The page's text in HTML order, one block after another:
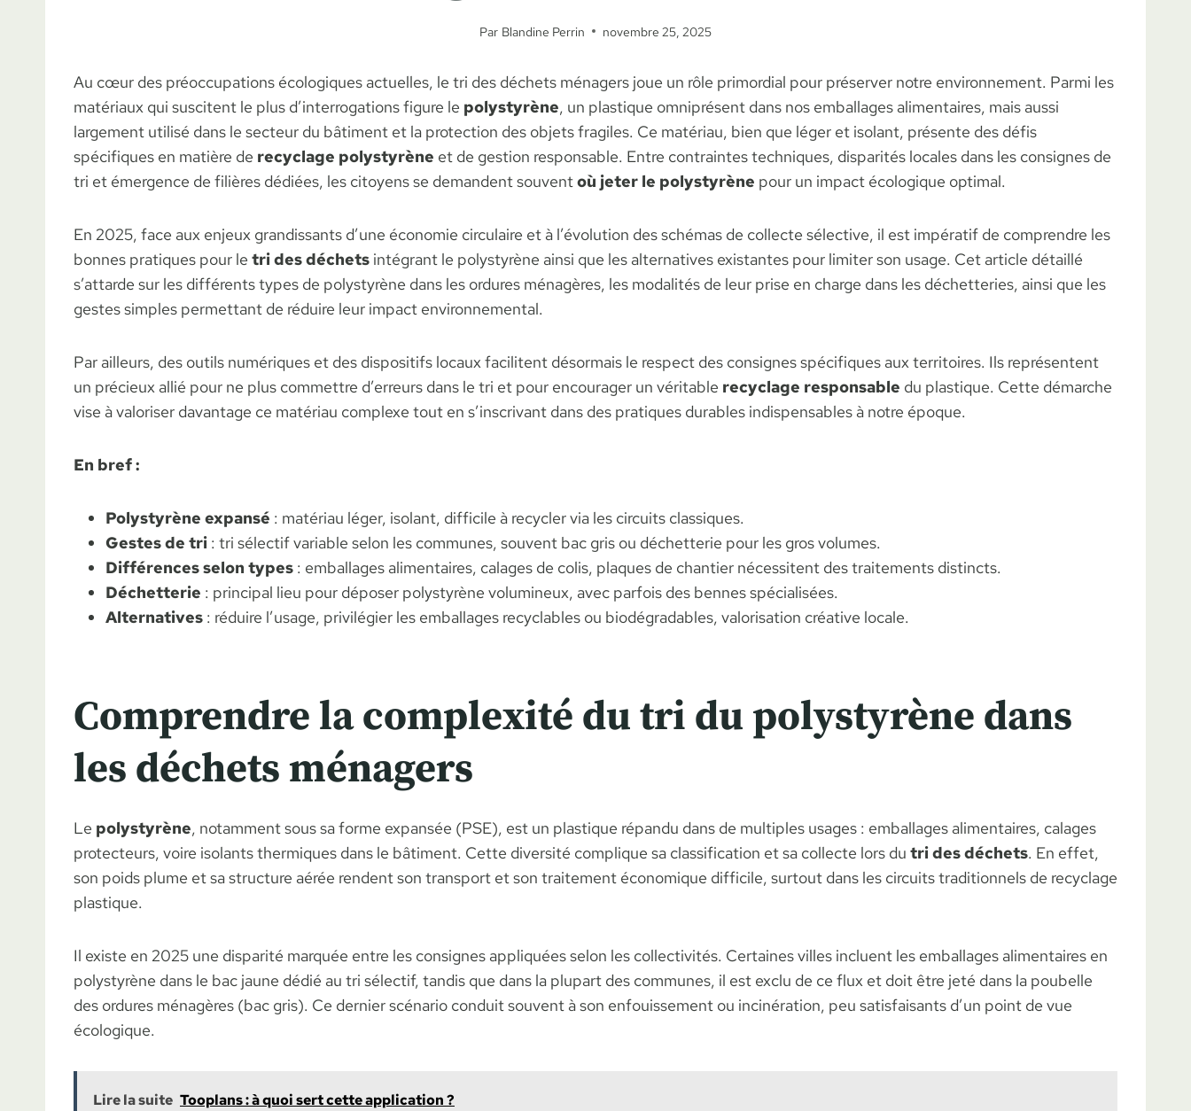
Par Blandine Perrin novembre 25, 2025
Au cœur des préoccupations écologiques actuelles, le tri des déchets ménagers joue un rôle primordial pour préserver notre environnement. Parmi les
matériaux qui suscitent le plus d’interrogations figure le polystyrène, un plastique omniprésent dans nos emballages alimentaires, mais aussi
largement utilisé dans le secteur du bâtiment et la protection des objets fragiles. Ce matériau, bien que léger et isolant, présente des défis
spécifiques en matière de recyclage polystyrène et de gestion responsable. Entre contraintes techniques, disparités locales dans les consignes de
tri et émergence de filières dédiées, les citoyens se demandent souventoù jeter le polystyrène pour un impact écologique optimal.
En 2025, face aux enjeux grandissants d’une économie circulaire et à l’évolution des schémas de collecte sélective, il est impératif de comprendre les
bonnes pratiques pour le tri des déchets intégrant le polystyrène ainsi que les alternatives existantes pour limiter son usage. Cet article détaillé
s’attarde sur les différents types de polystyrène dans les ordures ménagères, les modalités de leur prise en charge dans les déchetteries, ainsi que les
gestes simples permettant de réduire leur impact environnemental.
Par ailleurs, des outils numériques et des dispositifs locaux facilitent désormais le respect des consignes spécifiques aux territoires. Ils représentent
un précieux allié pour ne plus commettre d’erreurs dans le tri et pour encourager un véritable recyclage responsable du plastique. Cette démarche
vise à valoriser davantage ce matériau complexe tout en s’inscrivant dans des pratiques durables indispensables à notre époque.
En bref :
Polystyrène expansé : matériau léger, isolant, difficile à recycler via les circuits classiques.
Gestes de tri : tri sélectif variable selon les communes, souvent bac gris ou déchetterie pour les gros volumes.
Différences selon types : emballages alimentaires, calages de colis, plaques de chantier nécessitent des traitements distincts.
Déchetterie : principal lieu pour déposer polystyrène volumineux, avec parfois des bennes spécialisées.
Alternatives : réduire l’usage, privilégier les emballages recyclables ou biodégradables, valorisation créative locale.
Comprendre la complexité du tri du polystyrène dans
les déchets ménagers
Le polystyrène, notamment sous sa forme expansée (PSE), est un plastique répandu dans de multiples usages : emballages alimentaires, calages
protecteurs, voire isolants thermiques dans le bâtiment. Cette diversité complique sa classification et sa collecte lors du tri des déchets. En effet,
son poids plume et sa structure aérée rendent son transport et son traitement économique difficile, surtout dans les circuits traditionnels de recyclage
plastique.
Il existe en 2025 une disparité marquée entre les consignes appliquées selon les collectivités. Certaines villes incluent les emballages alimentaires en
polystyrène dans le bac jaune dédié au tri sélectif, tandis que dans la plupart des communes, il est exclu de ce flux et doit être jeté dans la poubelle
des ordures ménagères (bac gris). Ce dernier scénario conduit souvent à son enfouissement ou incinération, peu satisfaisants d’un point de vue
écologique.
Lire la suite Tooplans : à quoi sert cette application ?